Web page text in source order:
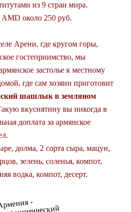
из 9 стран мира.
около 250 руб.
Арени, где кругом горы,
гостеприимство, мы
застолье к местному
где сам хозяин приготовит
шашлык в земляном
вкуснятину вы никогда в
доплата за армянское
долма, 2 сорта сыра, мацун,
зелень, соленья, компот,
водка, компот, десерт.